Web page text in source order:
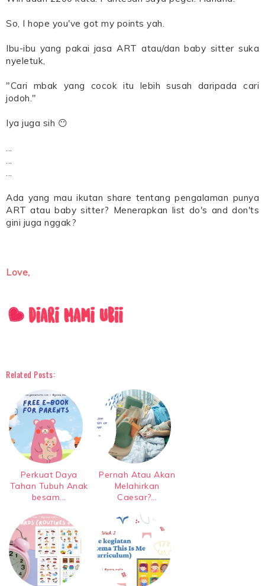
So, I hope you've got my points yah.
Ibu-ibu yang pakai jasa ART atau/dan baby sitter suka
nyeletuk,
"Cari mbak yang cocok itu lebih susah daripada cari
jodoh."
Iya juga sih 😶
...
...
...
Ada yang mau ikutan share tentang pengalaman punya
ART atau baby sitter? Menerapkan list do's and don'ts
gini juga nggak?
Love,
Related Posts:
Perkuat Daya
Tahan Tubuh Anak
besam...
Pernah Atau Akan
Melahirkan
Caesar?...